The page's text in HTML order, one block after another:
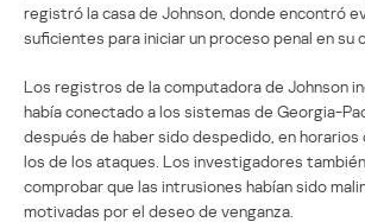
registró la casa de Johnson, donde encontró
suficientes para iniciar un proceso penal en su
Los registros de la computadora de Johnson
había conectado a los sistemas de Georgia-
después de haber sido despedido, en horarios
los de los ataques. Los investigadores
comprobar que las intrusiones habían sido
motivadas por el deseo de venganza.